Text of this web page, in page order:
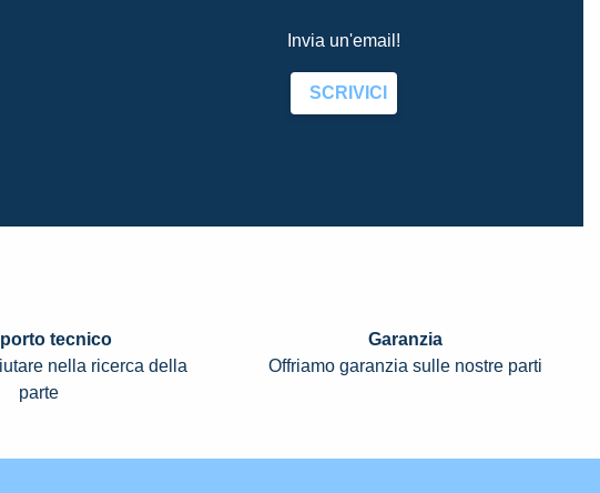
Invia un'email!
SCRIVICI
tecnico
nella ricerca della
parte
Garanzia
Offriamo garanzia sulle nostre parti